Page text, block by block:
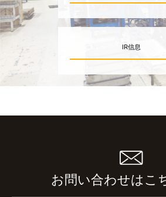
IR信息
お問い合わせはこ